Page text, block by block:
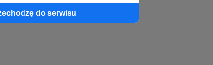
do serwisu